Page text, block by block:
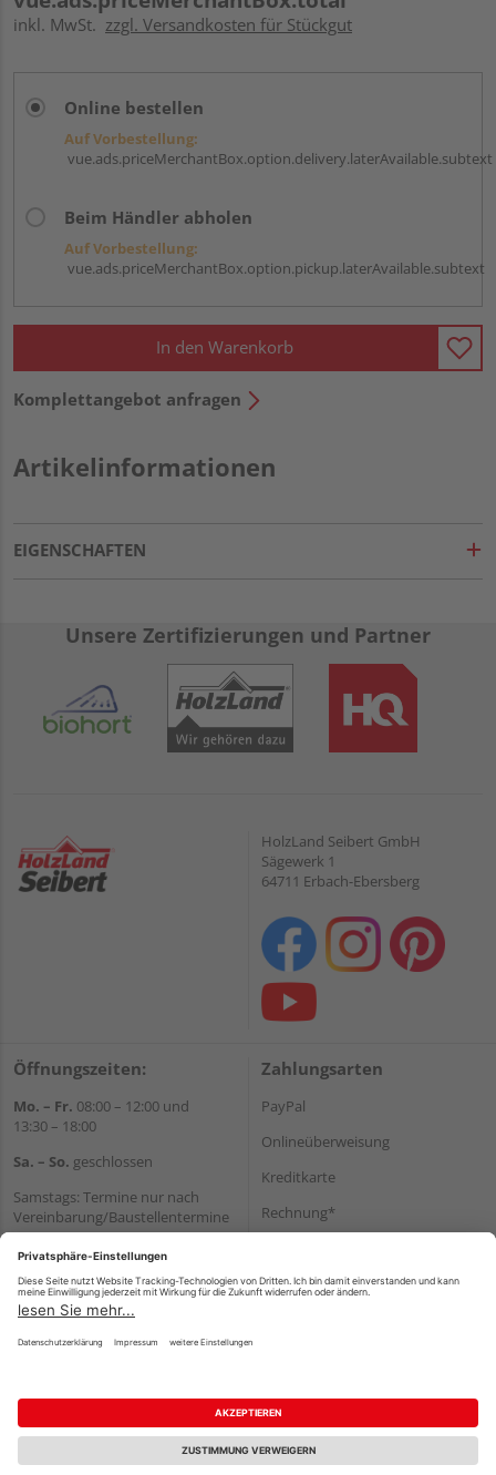
inkl. MwSt. zzgl. Versandkosten für Stückgut
Online bestellen
Auf Vorbestellung:
vue.ads.priceMerchantBox.option.delivery.laterAvailable.subtext
Beim Händler abholen
Auf Vorbestellung:
vue.ads.priceMerchantBox.option.pickup.laterAvailable.subtext
In den Warenkorb
Komplettangebot anfragen
Artikelinformationen
EIGENSCHAFTEN
Unsere Zertifizierungen und Partner
HolzLand Seibert GmbH
Sägewerk 1
64711 Erbach-Ebersberg
Öffnungszeiten:
Mo. – Fr. 08:00 – 12:00 und
13:30 – 18:00
Sa. – So. geschlossen
Samstags: Termine nur nach
Vereinbarung/Baustellentermine
Wir helfen Ihnen gerne
weiter
Tel.:+49 6062 956180
E-Mail:shop@holzland-seibert.de
Zahlungsarten
PayPal
Onlineüberweisung
Kreditkarte
Rechnung*
Versand
Impressum AGB Widerruf
Datenschutz
Reservierungsbedingungen
Vertrag widerrufen